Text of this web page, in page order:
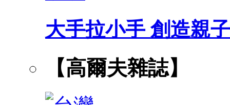
大手拉小手 創造親子
【高爾夫雜誌】